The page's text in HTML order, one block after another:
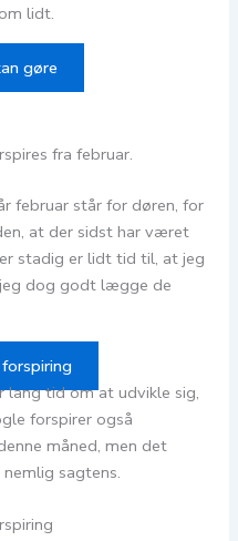
lidt.
gøre
fra februar.
februar står for døren, for
at der sidst har været
stadig er lidt tid til, at jeg
dog godt lægge de
lang tid om at udvikle sig,
forspirer også
måned, men det
sagtens.